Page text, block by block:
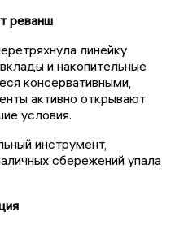
реванш
линейку
и накопительные
консервативными,
активно открывают
условия.
инструмент,
сбережений упала